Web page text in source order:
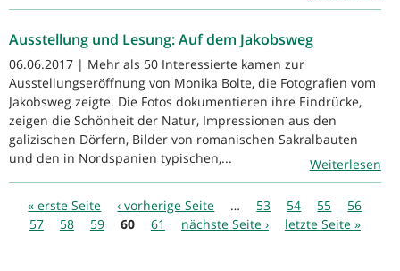
Ausstellung und Lesung: Auf dem Jakobsweg
06.06.2017 | Mehr als 50 Interessierte kamen zur
Ausstellungseröffnung von Monika Bolte, die Fotografien vom
Jakobsweg zeigte. Die Fotos dokumentieren ihre Eindrücke,
zeigen die Schönheit der Natur, Impressionen aus den
galizischen Dörfern, Bilder von romanischen Sakralbauten
und den in Nordspanien typischen,...
Weiterlesen
Seiten
« erste Seite ‹ vorherige Seite … 53 54 55
56
57
58 59 60 61 nächste Seite › letzte Seite »